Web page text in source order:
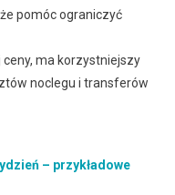
pomóc ograniczyć
ma korzystniejszy
noclegu i transferów
– przykładowe